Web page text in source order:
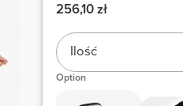
256,10 zł
Ilość
Option